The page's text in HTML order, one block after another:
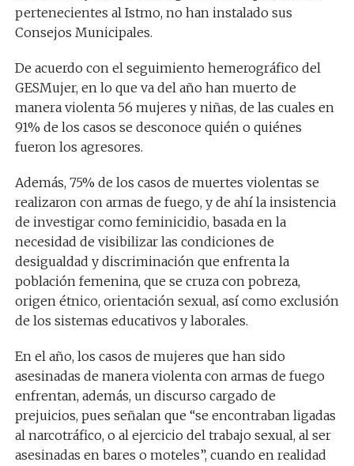
pertenecientes al Istmo, no han instalado sus
Consejos Municipales.
De acuerdo con el seguimiento hemerográfico del
GESMujer, en lo que va del año han muerto de
manera violenta 56 mujeres y niñas, de las cuales en
91% de los casos se desconoce quién o quiénes
fueron los agresores.
Además, 75% de los casos de muertes violentas se
realizaron con armas de fuego, y de ahí la insistencia
de investigar como feminicidio, basada en la
necesidad de visibilizar las condiciones de
desigualdad y discriminación que enfrenta la
población femenina, que se cruza con pobreza,
origen étnico, orientación sexual, así como exclusión
de los sistemas educativos y laborales.
En el año, los casos de mujeres que han sido
asesinadas de manera violenta con armas de fuego
enfrentan, además, un discurso cargado de
prejuicios, pues señalan que “se encontraban ligadas
al narcotráfico, o al ejercicio del trabajo sexual, al ser
asesinadas en bares o moteles”, cuando en realidad